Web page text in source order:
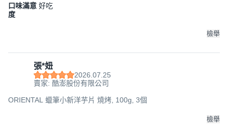
口味滿意
度
好吃
檢舉
張*妞
2026.07.25
賣家: 酷澎股份有限公司
ORIENTAL 蠟筆小新洋芋片 燒烤, 100g, 3個
檢舉